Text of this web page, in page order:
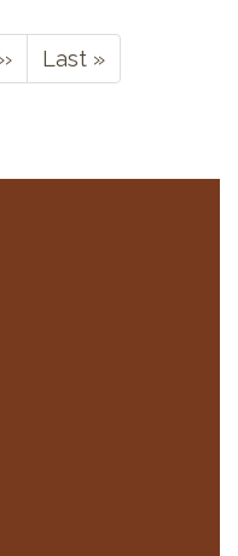
Volgende
››
Laatste
pagina
Last »